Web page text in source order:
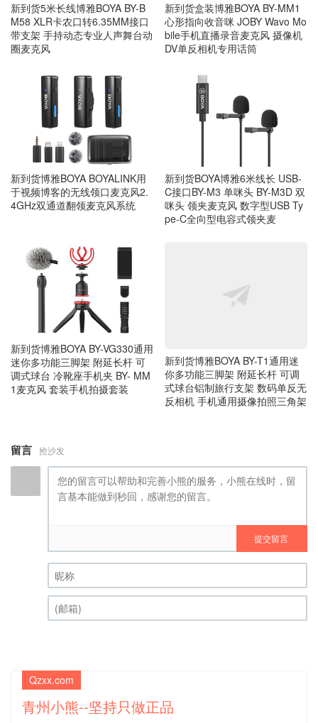
新到货5米长线博雅BOYA BY-B
M58 XLR卡农口转6.35MM接口
带支架 手持动态专业人声舞台动
圈麦克风
新到货盒装博雅BOYA BY-MM1
心形指向收音咪 JOBY Wavo Mo
bile手机直播录音麦克风 摄像机
DV单反相机专用话筒
新到货博雅BOYA BOYALINK用
于视频博客的无线领口麦克风2.
4GHz双通道翻领麦克风系统
新到货BOYA博雅6米线长 USB-
C接口BY-M3 单咪头 BY-M3D 双
咪头 领夹麦克风 数字型USB Ty
pe-C全向型电容式领夹麦
新到货博雅BOYA BY-VG330通用
迷你多功能三脚架 附延长杆 可
调式球台 冷靴座手机夹 BY- MM
1麦克风 套装手机拍摄套装
你多功能三脚架 附延长杆 可调
式球台铝制旅行支架 数码单反无
反相机 手机通用摄像拍照三角架
提交留言
昵称 (必填)
(邮箱) (必填)
Qzxx.com
青州小熊--坚持只做正品